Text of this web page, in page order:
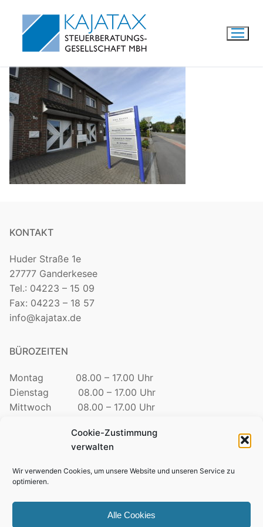
Cookie-Zustimmung
verwalten
Wir verwenden Cookies, um unsere Website und unseren Service zu
optimieren.
Alle Cookies
springen
KONTAKT
Huder Straße 1e
27777 Ganderkesee
Tel.: 04223 – 15 09
Fax: 04223 – 18 57
info@kajatax.de
BÜROZEITEN
Montag 08.00 – 17.00 Uhr
Dienstag 08.00 – 17.00 Uhr
Mittwoch 08.00 – 17.00 Uhr
Freitag 08.00 – 12.30 Uhr
TELEFONZEITEN
Freitag 09:00 – 12:00 Uhr